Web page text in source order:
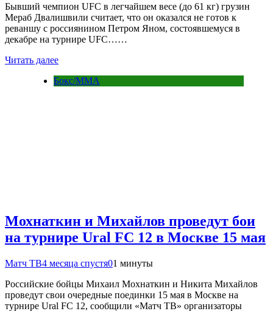
Бывший чемпион UFC в легчайшем весе (до 61 кг) грузин
Мераб Двалишвили считает, что он оказался не готов к
реваншу с россиянином Петром Яном, состоявшемуся в
декабре на турнире UFC……
Читать далее
Бокс/MMA
Мохнаткин и Михайлов проведут бои
на турнире Ural FC 12 в Москве 15 мая
Матч ТВ4 месяца спустя01 минуты
Российские бойцы Михаил Мохнаткин и Никита Михайлов
проведут свои очередные поединки 15 мая в Москве на
турнире Ural FC 12, сообщили «Матч ТВ» организаторы